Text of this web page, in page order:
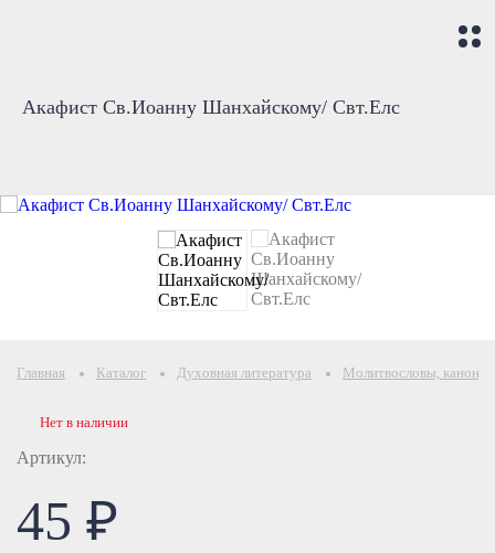
Акафист Св.Иоанну Шанхайскому/ Свт.Елс
Главная Каталог Духовная литература Молитвословы, каноны
Артикул:
Нет в наличии
45 ₽